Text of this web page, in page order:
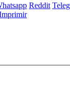
Reddit